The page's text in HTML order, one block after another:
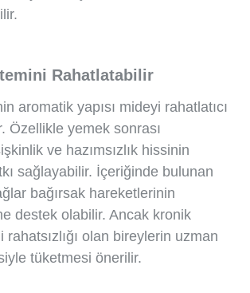
Rahatlatabilir
aromatik yapısı mideyi rahatlatıcı
Özellikle yemek sonrası
ve hazımsızlık hissinin
sağlayabilir. İçeriğinde bulunan
bağırsak hareketlerinin
destek olabilir. Ancak kronik
olan bireylerin uzman
tüketmesi önerilir.